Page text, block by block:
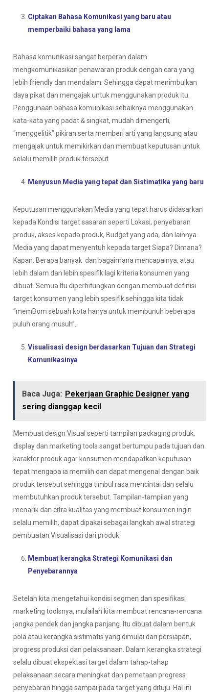
Ciptakan Bahasa Komunikasi yang baru atau
memperbaiki bahasa yang lama
Bahasa komunikasi sangat berperan dalam
mengkomunikasikan penawaran produk dengan cara yang
lebih friendly dan mendalam. Sehingga dapat menimbulkan
daya pikat dan mengajak untuk menggunakan produk itu.
Penggunaan bahasa komunikasi sebaiknya menggunakan
kata-kata yang padat & singkat, mudah dimengerti,
“menggelitik” pikiran serta memberi arti yang langsung atau
mengajak untuk memikirkan dan membuat keputusan untuk
selalu memilih produk tersebut.
Menyusun Media yang tepat dan Sistimatika yang baru
Keputusan menggunakan Media yang tepat harus didasarkan
kepada Kondisi target sasaran seperti Lokasi, penyebaran
produk, akses kepada produk, Budget yang ada, dan lainnya.
Media yang dapat menyentuh kepada target Siapa? Dimana?
Kapan, Berapa banyak dan bagaimana mencapainya, atau
lebih dalam dan lebih spesifik lagi kriteria konsumen yang
dibuat. Semua Itu diperhitungkan dengan membuat definisi
target konsumen yang lebih spesifik sehingga kita tidak
“memBom sebuah kota hanya untuk membunuh beberapa
puluh orang musuh”.
Visualisasi design berdasarkan Tujuan dan Strategi
Komunikasinya
Baca Juga: Pekerjaan Graphic Designer yang
sering dianggap kecil
Membuat design Visual seperti tampilan packaging produk,
display dan marketing tools sangat bertumpu pada tujuan dan
karakter produk agar konsumen mendapatkan keputusan
tepat mengapa ia memilih dan dapat mengenal dengan baik
produk tersebut sehingga timbul rasa mencintai dan selalu
membutuhkan produk tersebut. Tampilan-tampilan yang
menarik dan citra kualitas yang membuat konsumen ingin
selalu memilih, dapat dipakai sebagai langkah awal strategi
pembuatan Visualisasi dari produk.
Membuat kerangka Strategi Komunikasi dan
Penyebarannya
Setelah kita mengetahui kondisi segmen dan spesifikasi
marketing toolsnya, mulailah kita membuat rencana-rencana
jangka pendek dan jangka panjang. Itu dibuat dalam bentuk
pola atau kerangka sistimatis yang dimulai dari persiapan,
progress produksi dan pelaksanaan. Dalam kerangka strategi
selalu dibuat ekspektasi target dalam tahap-tahap
pelaksanaan secara meningkat dan pemetaan progress
penyebaran hingga sampai pada target yang dituju. Hal ini